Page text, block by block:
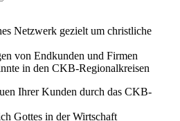
Netzwerk gezielt um christliche
von Endkunden und Firmen
in den CKB-Regionalkreisen
Ihrer Kunden durch das CKB-
Gottes in der Wirtschaft